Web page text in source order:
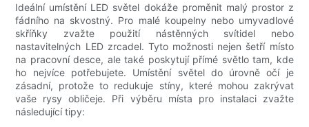
Ideální umístění LED světel dokáže proměnit malý prostor z
fádního na skvostný. Pro malé koupelny nebo umyvadlové
skříňky zvažte použití nástěnných svítidel nebo
nastavitelných LED zrcadel. Tyto možnosti nejen šetří místo
na pracovní desce, ale také poskytují přímé světlo tam, kde
ho nejvíce potřebujete. Umístění světel do úrovně očí je
zásadní, protože to redukuje stíny, které mohou zakrývat
vaše rysy obličeje. Při výběru místa pro instalaci zvažte
následující tipy: